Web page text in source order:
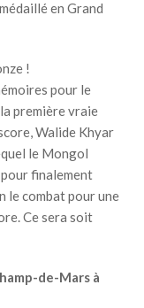
en Grand
!
pour le
première vraie
Walide Khyar
le Mongol
finalement
le combat pour une
Ce sera soit
de-Mars à